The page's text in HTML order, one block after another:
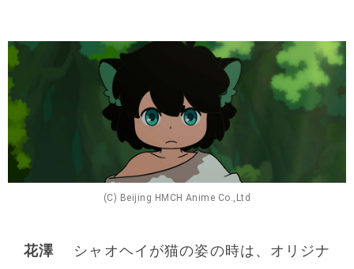
(C) Beijing HMCH Anime Co.,Ltd
花澤
シャオヘイが猫の姿の時は、オリジナ